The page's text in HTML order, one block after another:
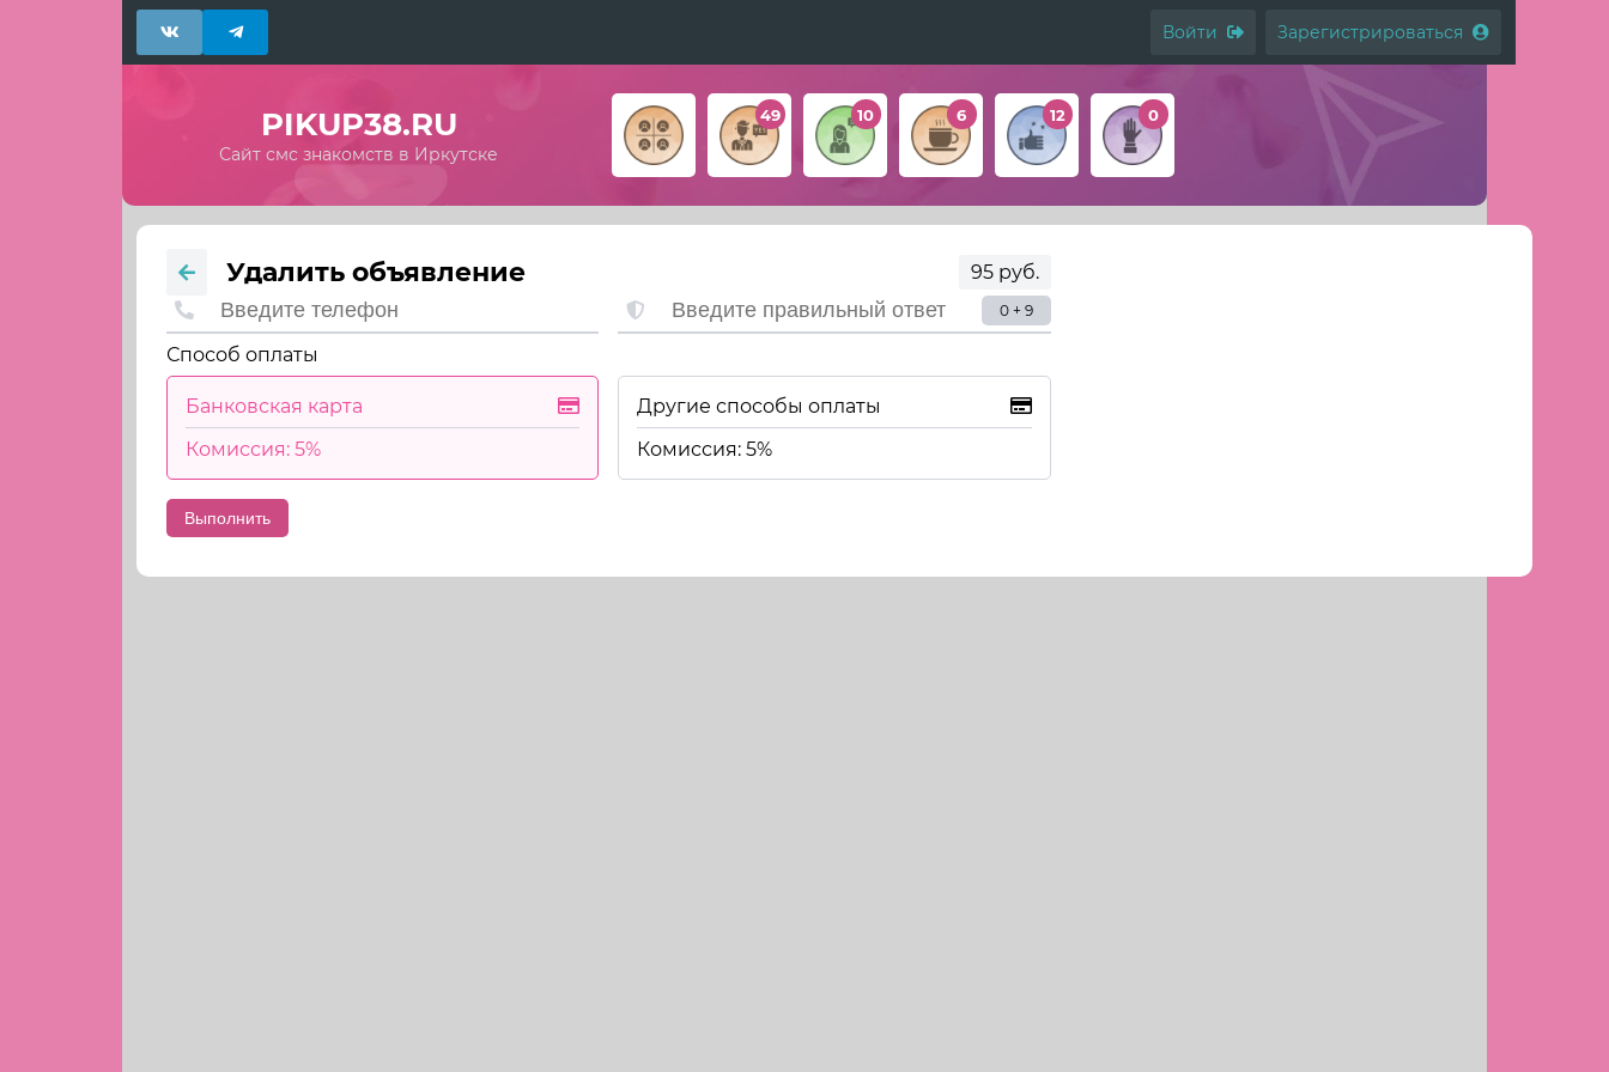
Войти Зарегистрироваться
PIKUP38.RU
Сайт смс знакомств в Иркутске
49 10 6 12 0
Удалить объявление 95 руб.
0 + 9
Способ оплаты
Банковская карта
Комиссия: 5%
Другие способы оплаты
Комиссия: 5%